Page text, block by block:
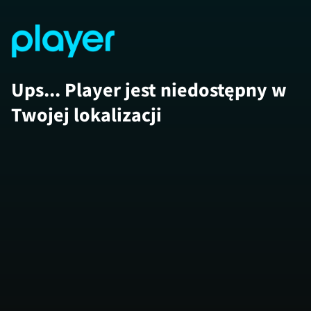
Ups... Player jest niedostępny w
Twojej lokalizacji